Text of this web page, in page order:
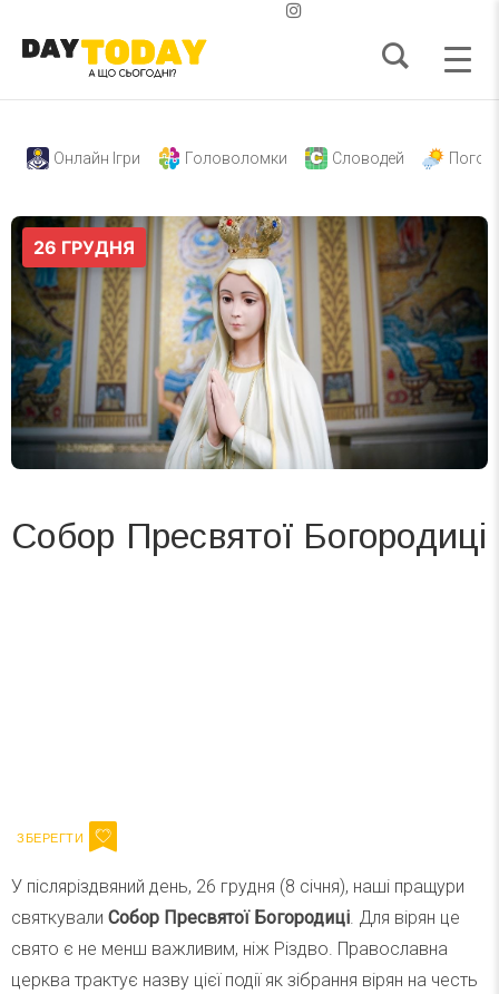
Онлайн Ігри Головоломки Словодей
Собор Пресвятої Богородиці
У післяріздвяний день, 26 грудня (8 січня), наші пращури
святкували Собор Пресвятої Богородиці. Для вірян це
свято є не менш важливим, ніж Різдво. Православна
церква трактує назву цієї події як зібрання вірян на честь